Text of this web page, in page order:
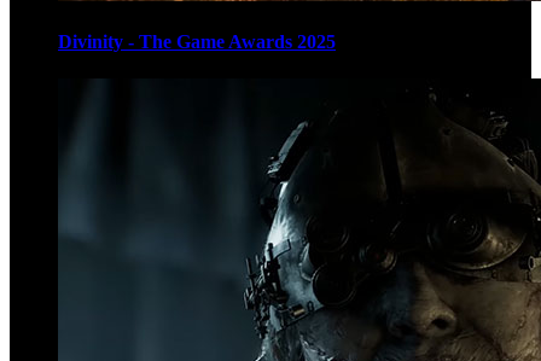
Divinity - The Game Awards 2025